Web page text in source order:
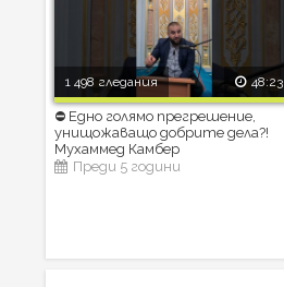
1 498 гледания 48:23
⛔ Едно голямо прегрешение,
унищожаващо добрите дела?!
Мухаммед Камбер
Преди 5 години